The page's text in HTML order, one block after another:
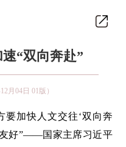
“双向奔赴”
月04日 01版）
加快人文交往‘双向奔
友好”——国家主席习近平